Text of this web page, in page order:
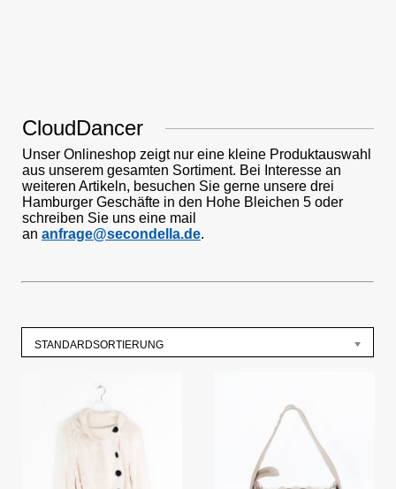
CloudDancer
Unser Onlineshop zeigt nur eine kleine Produktauswahl
aus unserem gesamten Sortiment. Bei Interesse an
weiteren Artikeln, besuchen Sie gerne unsere drei
Hamburger Geschäfte in den Hohe Bleichen 5 oder
schreiben Sie uns eine mail
an anfrage@secondella.de.
STANDARDSORTIERUNG